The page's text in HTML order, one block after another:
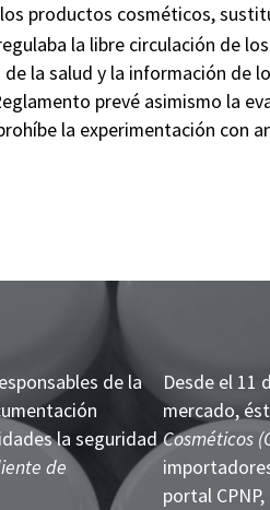
productos cosméticos,
la libre circulación de
la salud y la información de
prevé asimismo la
la experimentación con
de la
la seguridad
de
Desde el 11
mercado,
Cosméticos
portal